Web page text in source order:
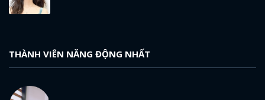
THÀNH VIÊN NĂNG ĐỘNG NHẤT